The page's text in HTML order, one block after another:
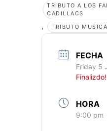
TRIBUTO A LOS
CADILLACS
, TRIBUTO
FECHA
Friday 5
Finalizdo!
HORA
9:00 pm